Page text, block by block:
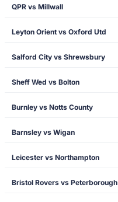
QPR vs Millwall
Leyton Orient vs Oxford Utd
Salford City vs Shrewsbury
Sheff Wed vs Bolton
Burnley vs Notts County
Barnsley vs Wigan
Leicester vs Northampton
Bristol Rovers vs Peterborough